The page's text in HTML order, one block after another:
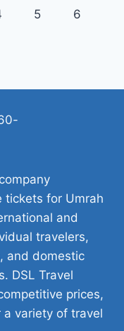
5 6
tickets for Umrah
and
travelers,
and domestic
DSL Travel
prices,
variety of travel